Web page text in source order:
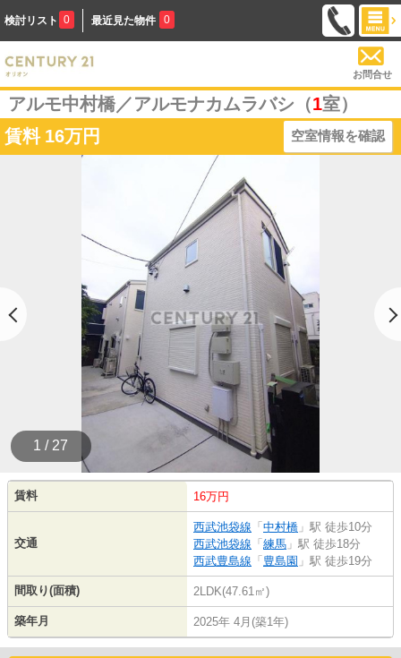
検討リスト 0 最近見た物件 0
お問合せ
アルモ中村橋／アルモナカムラバシ（1室）
賃料 16万円 空室情報を確認
1 / 27
賃料 16万円
交通
西武池袋線 「 中村橋 」駅 徒歩10分
西武池袋線 「 練馬 」駅 徒歩18分
西武豊島線 「 豊島園 」駅 徒歩19分
間取り(面積) 2LDK(47.61㎡)
築年月 2025年 4月(築1年)